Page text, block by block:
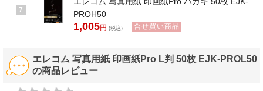
7
PROH50
1,005円 (税込) 合せ買い商品
エレコム 写真用紙 印画紙Pro L判 50枚 EJK-PROL50
の商品レビュー